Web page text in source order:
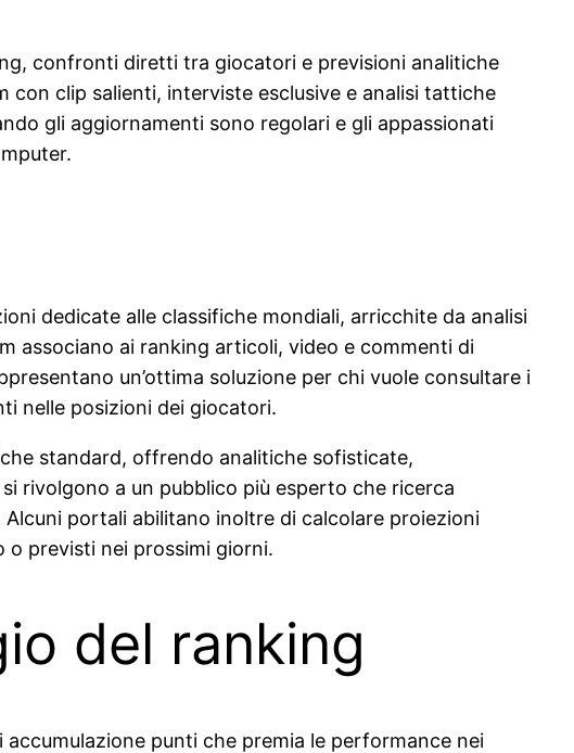
confronti diretti tra giocatori e previsioni analitiche
clip salienti, interviste esclusive e analisi tattiche
gli aggiornamenti sono regolari e gli appassionati
dedicate alle classifiche mondiali, arricchite da analisi
associano ai ranking articoli, video e commenti di
un’ottima soluzione per chi vuole consultare i
nelle posizioni dei giocatori.
standard, offrendo analitiche sofisticate,
rivolgono a un pubblico più esperto che ricerca
portali abilitano inoltre di calcolare proiezioni
o previsti nei prossimi giorni.
del ranking
punti che premia le performance nei